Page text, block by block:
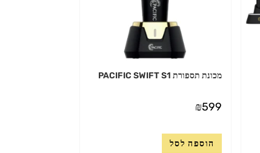
מכונת תספורת PACIFIC SWIFT S1
₪599
הוספה לסל